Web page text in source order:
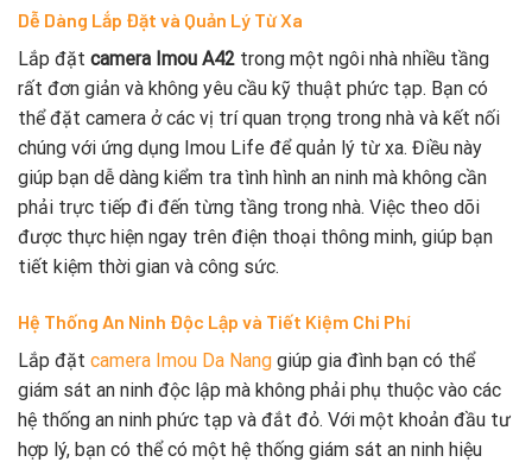
Dễ Dàng Lắp Đặt và Quản Lý Từ Xa
Lắp đặt camera Imou A42 trong một ngôi nhà nhiều tầng
rất đơn giản và không yêu cầu kỹ thuật phức tạp. Bạn có
thể đặt camera ở các vị trí quan trọng trong nhà và kết nối
chúng với ứng dụng Imou Life để quản lý từ xa. Điều này
giúp bạn dễ dàng kiểm tra tình hình an ninh mà không cần
phải trực tiếp đi đến từng tầng trong nhà. Việc theo dõi
được thực hiện ngay trên điện thoại thông minh, giúp bạn
tiết kiệm thời gian và công sức.
Hệ Thống An Ninh Độc Lập và Tiết Kiệm Chi Phí
Lắp đặt camera Imou Da Nang giúp gia đình bạn có thể
giám sát an ninh độc lập mà không phải phụ thuộc vào các
hệ thống an ninh phức tạp và đắt đỏ. Với một khoản đầu tư
hợp lý, bạn có thể có một hệ thống giám sát an ninh hiệu